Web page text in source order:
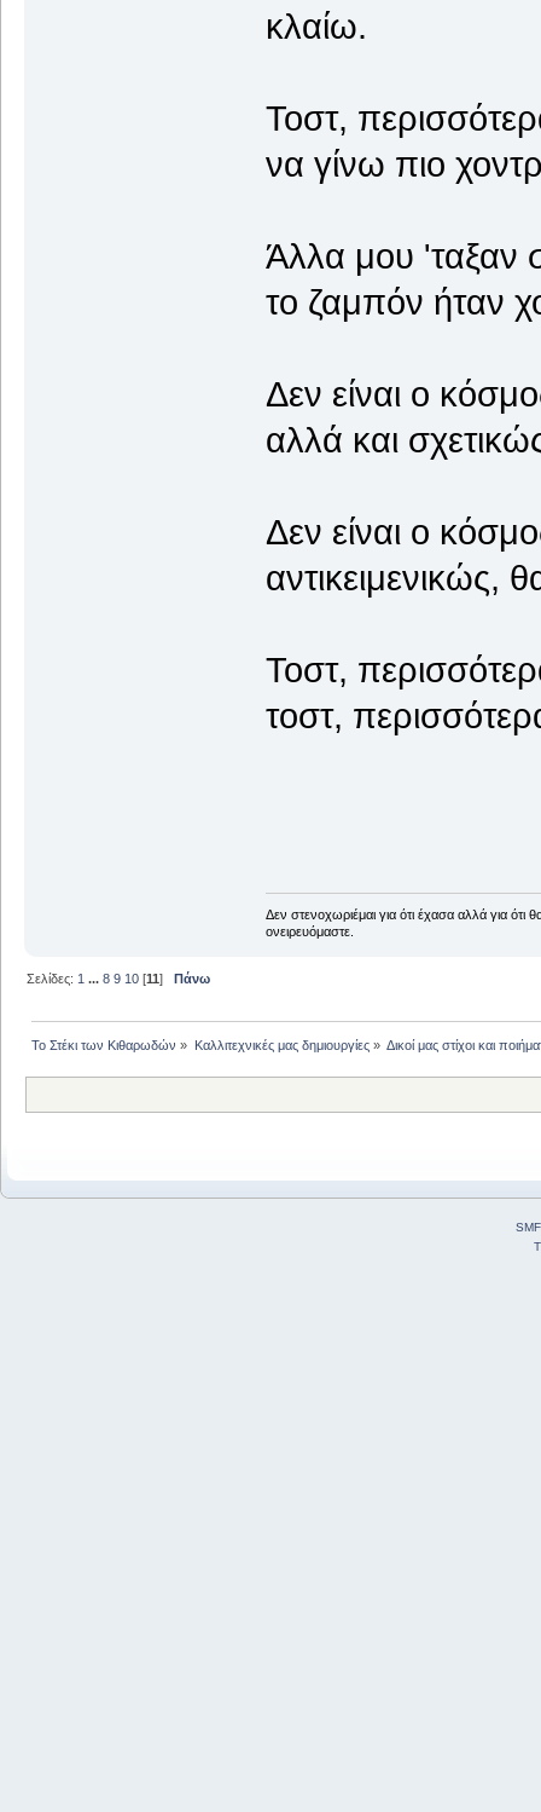
κλαίω.
Τοστ,
να γίνω πιο
Άλλα μου 'ταξαν
το ζαμπόν ήταν
Δεν είναι ο
αλλά και
Δεν είναι ο
αντικειμενικώς,
Τοστ,
τοστ,
Δεν στενοχωριέμαι για ότι έχασα αλλά για
ονειρευόμαστε.
Σελίδες: 1 ...8 9 10 [11] Πάνω
Το Στέκι των Κιθαρωδών » Καλλιτεχνικές μας δημιουργίες» Δικοί μας στίχοι και